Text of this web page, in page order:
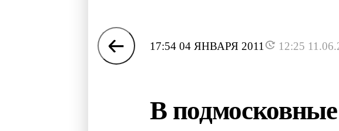
17:54 04 ЯНВАРЯ 2011 12:25
В подмосковные